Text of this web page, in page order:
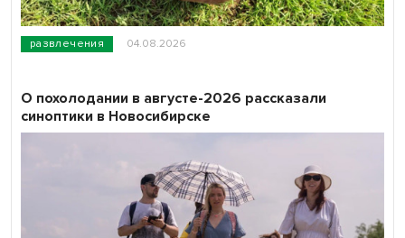
развлечения 04.08.2026
О похолодании в августе-2026 рассказали
синоптики в Новосибирске